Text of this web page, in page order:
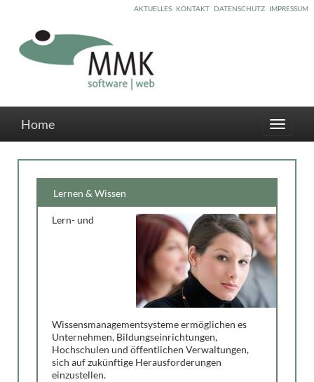
IMPRESSUM
DATENSCHUTZ
KONTAKT
AKTUELLES
Toggle
Home
Lernen & Wissen
Lern- und
Wissensmanagementsysteme ermöglichen es
Unternehmen, Bildungseinrichtungen,
Hochschulen und öffentlichen Verwaltungen,
sich auf zukünftige Herausforderungen
einzustellen.